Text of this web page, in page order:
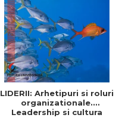
LIDERII: Arhetipuri si roluri
organizationale.
Leadership si cultura